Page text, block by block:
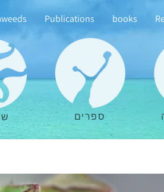
Publications books
ספרים